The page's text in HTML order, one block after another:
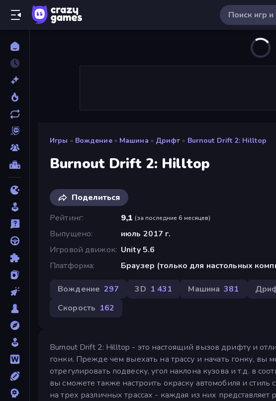
Игры » Вождение » Машина » Дрифт » Burnout Drift 2: Hilltop
Burnout Drift 2: Hilltop
Поделиться
Рейтинг
9,1 (за последние 6 месяцев)
Выпущено
июль 2017 г.
Игровой движок Unity 5.6
Платформа
Браузер (только для настольных
Вождение 297 3D 1 431 Машина 381
Скорость 162
Burnout Drift 2: Hilltop - это настоящий вызов дрифту и
гонки. Прежде чем выехать на трассу и начать гонку, вы
отрегулировать подвеску, угол наклона кузова и т.д. в
вы сможете также настроить окраску автомобиля и
на трех различных трассах - каждая из них